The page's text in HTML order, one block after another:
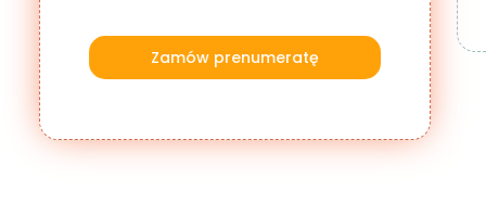
Zamów prenumeratę